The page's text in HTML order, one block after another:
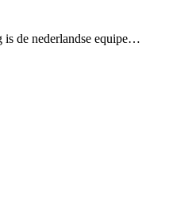
de nederlandse equipe…